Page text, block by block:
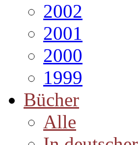
2002
2001
2000
1999
Bücher
Alle